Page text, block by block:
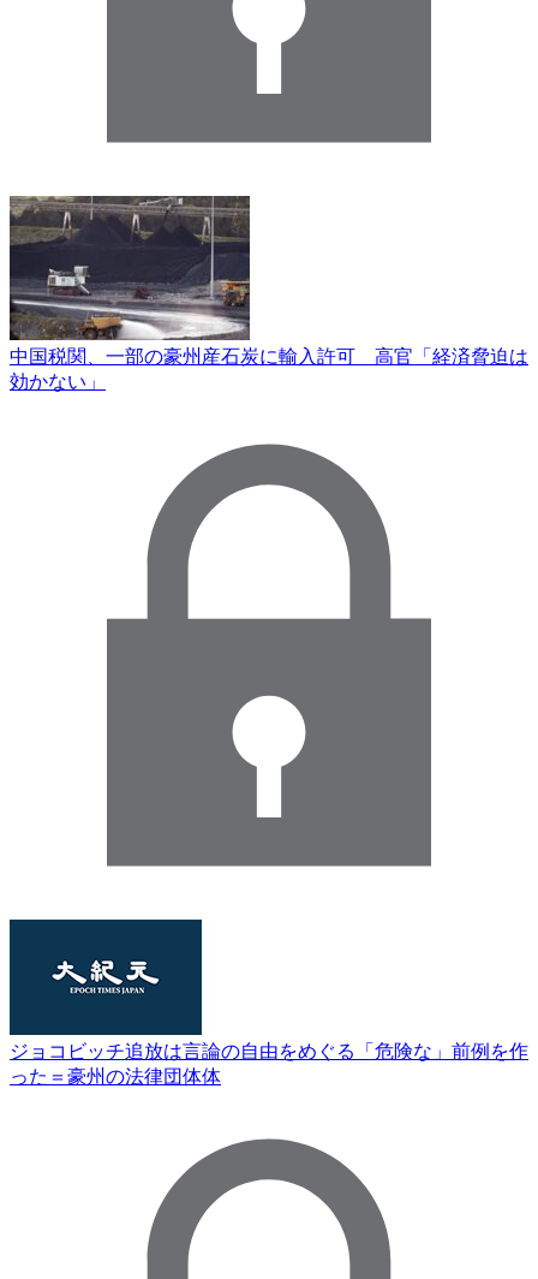
中国税関、一部の豪州産石炭に輸入許可 高官「経済脅迫は
効かない」
ジョコビッチ追放は言論の自由をめぐる「危険な」前例を作
った＝豪州の法律団体体